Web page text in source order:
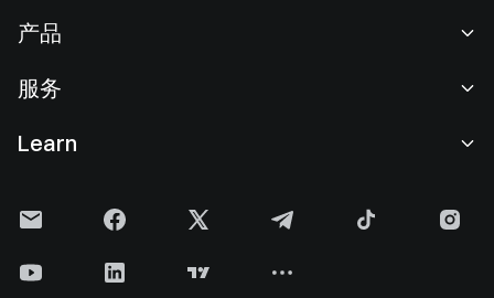
新闻中心
Cookie 政策
产品
现货交易
理财中心
服务
费率标准
Learn
Gate 快讯